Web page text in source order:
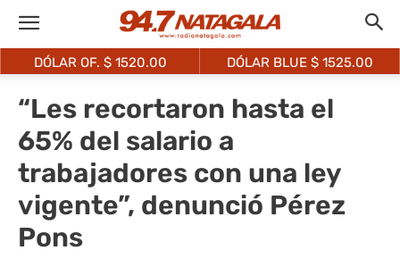
DÓLAR OF. $ 1520.00 DÓLAR BLUE $ 1525.00
“Les recortaron hasta el
65% del salario a
trabajadores con una ley
vigente”, denunció Pérez
Pons